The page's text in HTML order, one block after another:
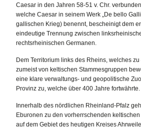
Caesar in den Jahren 58-51 v. Chr.
welche Caesar in seinem Werk „De bello
gallischen Krieg) benennt, bescheinigt dem
eindeutige Trennung zwischen
rechtsrheinischen Germanen.
Dem Territorium links des Rheins, welches
zumeist von keltischen Stammesgruppen
eine klare verwaltungs- und geopolitische
Provinz zu, welche über 400 Jahre fortwährte.
Innerhalb des nördlichen Rheinland-Pfalz
Eburonen zu den vorherrschenden
auf dem Gebiet des heutigen Kreises